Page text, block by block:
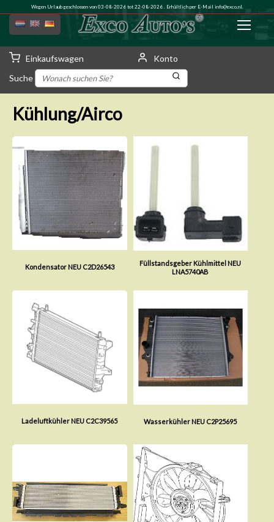
Wegen Urlaub geschlossen von 03-08-2026 tot 22-08-2026 . Erhältlich per E-Mail info@exco.nl.
Einkaufswagen
Konto
Suche
Kühlung/Airco
Kondensator NEU C2D26543
Füllstandsgeber Kühlmittel NEU
LNA5740AB
Ladeluftkühler NEU C2C39565 Wasserkühler NEU C2P25695